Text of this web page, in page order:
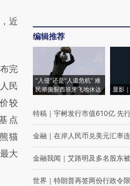
方
而
财
比
近
完
民
较
点
猫
大
编辑推荐
“入侵”还是“人道危机” 难
民潮撕裂西班牙飞地休达
显影
特稿 ｜ 宇树发行市值610亿 先
金融 ｜ 在岸人民币兑美元汇率
金融我闻 ｜ 艾路明及多名股东
世界 ｜ 特朗普再签两份行政令